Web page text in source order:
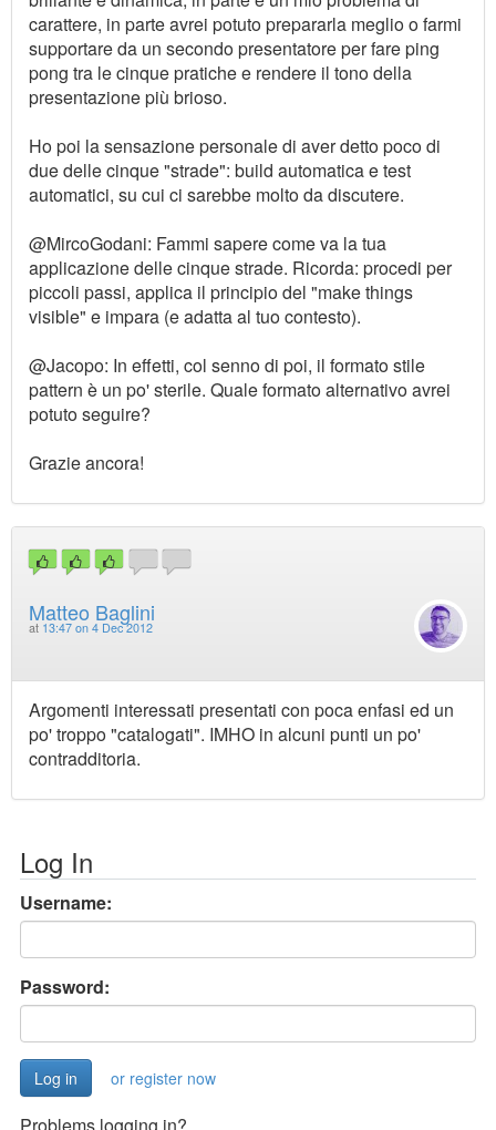
carattere, in parte avrei potuto prepararla meglio o farmi
supportare da un secondo presentatore per fare ping
pong tra le cinque pratiche e rendere il tono della
presentazione più brioso.
Ho poi la sensazione personale di aver detto poco di
due delle cinque "strade": build automatica e test
automatici, su cui ci sarebbe molto da discutere.
@MircoGodani: Fammi sapere come va la tua
applicazione delle cinque strade. Ricorda: procedi per
piccoli passi, applica il principio del "make things
visible" e impara (e adatta al tuo contesto).
@Jacopo: In effetti, col senno di poi, il formato stile
pattern è un po' sterile. Quale formato alternativo avrei
potuto seguire?
Grazie ancora!
Matteo Baglini
at 13:47 on 4 Dec 2012
Argomenti interessati presentati con poca enfasi ed un
po' troppo "catalogati". IMHO in alcuni punti un po'
contradditoria.
Log In
Username:
Password:
or register now